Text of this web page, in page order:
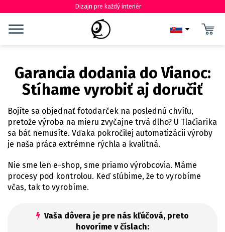
Dizajn pre každý interiér
Garancia dodania do Vianoc:
Stíhame vyrobiť aj doručiť
Bojíte sa objednať fotodarček na poslednú chvíľu,
pretože výroba na mieru zvyčajne trvá dlho? U Tlačiarika
sa báť nemusíte. Vďaka pokročilej automatizácii výroby
je naša práca extrémne rýchla a kvalitná.
Nie sme len e-shop, sme priamo výrobcovia. Máme
procesy pod kontrolou. Keď sľúbime, že to vyrobíme
včas, tak to vyrobíme.
Vaša dôvera je pre nás kľúčová, preto
hovoríme v číslach: